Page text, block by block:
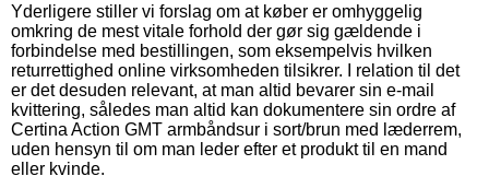
Yderligere stiller vi forslag om at køber er omhyggelig
omkring de mest vitale forhold der gør sig gældende i
forbindelse med bestillingen, som eksempelvis hvilken
returrettighed online virksomheden tilsikrer. I relation til det
er det desuden relevant, at man altid bevarer sin e-mail
kvittering, således man altid kan dokumentere sin ordre af
Certina Action GMT armbåndsur i sort/brun med læderrem,
uden hensyn til om man leder efter et produkt til en mand
eller kvinde.